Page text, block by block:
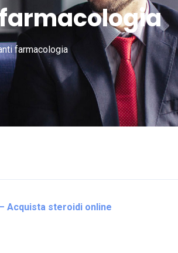
farmacologia
Acquista steroidi online